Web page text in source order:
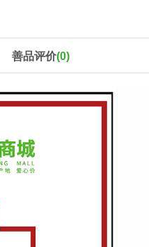
善品评价(0)